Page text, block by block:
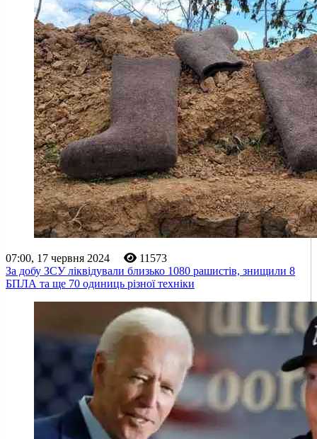
07:00, 17 червня 2024
11573
За добу ЗСУ ліквідували близько 1080 рашистів, знищили 8
БПЛА та ще 70 одиниць різної техніки